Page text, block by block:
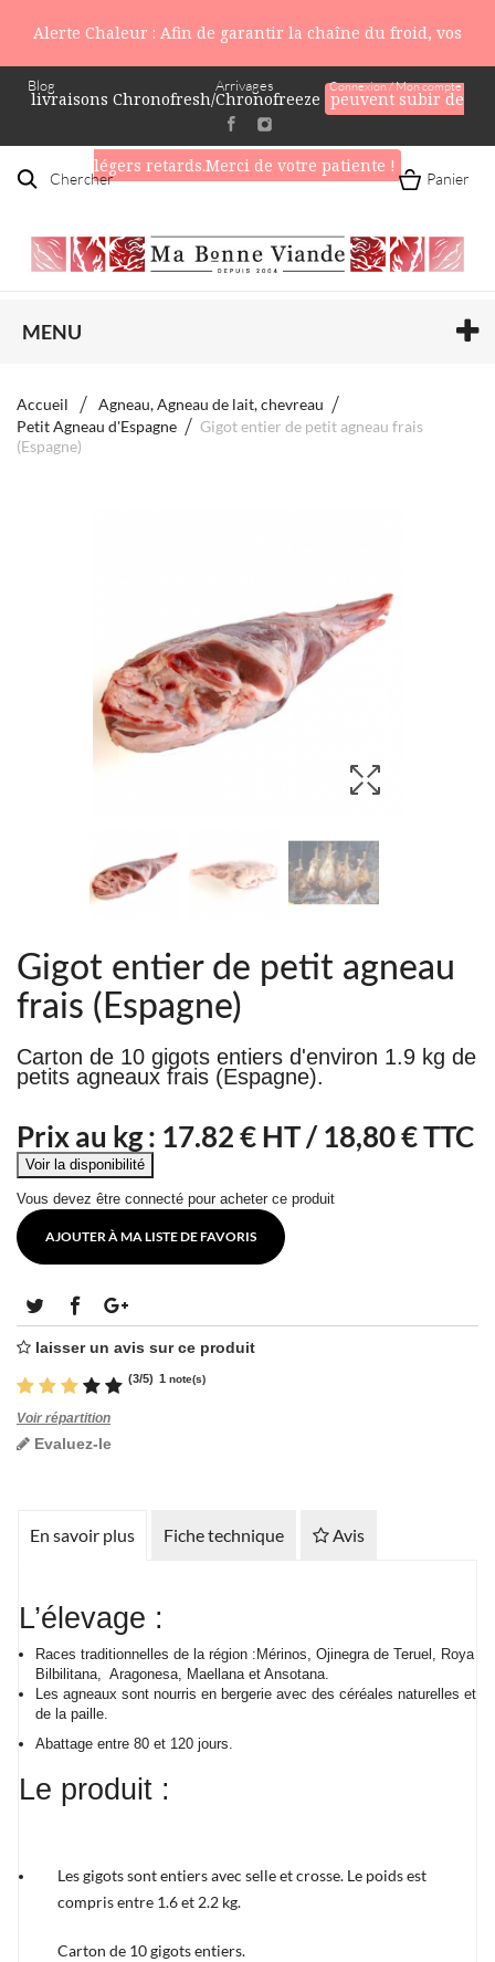
Alerte Chaleur : Afin de garantir la chaîne du froid, vos
livraisons Chronofresh/Chronofreeze peuvent subir de
légers retards.Merci de votre patiente !
Blog Connexion / Mon compte
Arrivages
Chercher Panier
MENU
Accueil
Agneau, Agneau de lait, chevreau
Petit Agneau d'Espagne
Gigot entier de petit agneau frais
(Espagne)
Gigot entier de petit agneau
frais (Espagne)
Carton de 10 gigots entiers d'environ 1.9 kg de
petits agneaux frais (Espagne).
Prix au kg : 17.82€ HT /18,80 € TTC
Vous devez être connecté pour acheter ce produit
AJOUTER À MA LISTE DE FAVORIS
laisser un avis sur ce produit
(3/5) 1 note(s)
Voir répartition
Evaluez-le
En savoir plus Fiche technique Avis
L’élevage :
Races traditionnelles de la région :Mérinos, Ojinegra de Teruel, Roya
Bilbilitana, Aragonesa, Maellana et Ansotana.
Les agneaux sont nourris en bergerie avec des céréales naturelles et
de la paille.
Abattage entre 80 et 120 jours.
Le produit :
Les gigots sont entiers avec selle et crosse. Le poids est
compris entre 1.6 et 2.2 kg.
Carton de 10 gigots entiers.